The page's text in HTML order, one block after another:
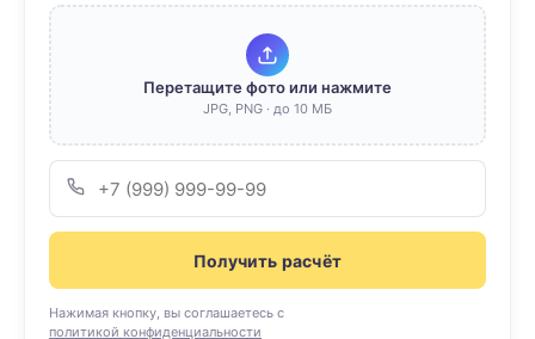
Перетащите фото или нажмите
JPG, PNG · до 10 МБ
Получить расчёт
Нажимая кнопку, вы соглашаетесь с
политикой конфиденциальности